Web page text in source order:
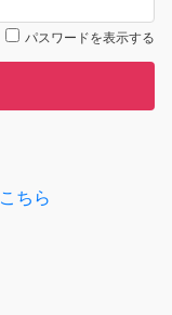
パスワードを表示する
こちら